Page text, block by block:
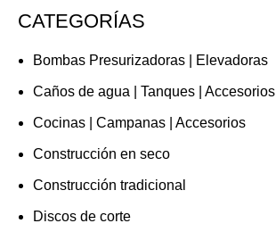
CATEGORÍAS
Bombas Presurizadoras | Elevadoras
Caños de agua | Tanques | Accesorios
Cocinas | Campanas | Accesorios
Construcción en seco
Construcción tradicional
Discos de corte